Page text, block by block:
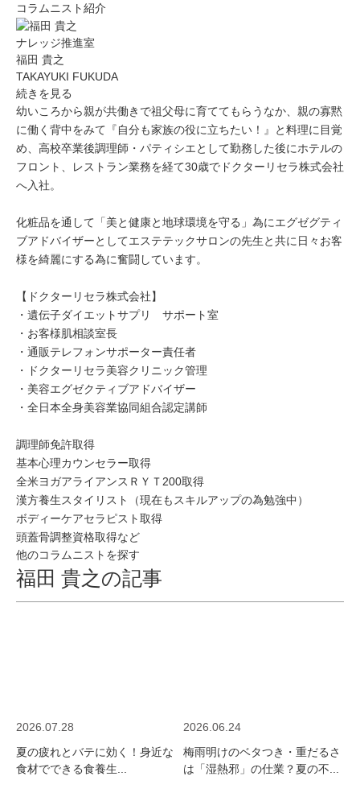
コラムニスト紹介
ナレッジ推進室
福田 貴之
TAKAYUKI FUKUDA
続きを見る
幼いころから親が共働きで祖父母に育ててもらうなか、親の寡黙
に働く背中をみて『自分も家族の役に立ちたい！』と料理に目覚
め、高校卒業後調理師・パティシエとして勤務した後にホテルの
フロント、レストラン業務を経て30歳でドクターリセラ株式会社
へ入社。
化粧品を通して「美と健康と地球環境を守る」為にエグゼグティ
ブアドバイザーとしてエステテックサロンの先生と共に日々お客
様を綺麗にする為に奮闘しています。
【ドクターリセラ株式会社】
・遺伝子ダイエットサプリ サポート室
・お客様肌相談室長
・通販テレフォンサポーター責任者
・ドクターリセラ美容クリニック管理
・美容エグゼクティブアドバイザー
・全日本全身美容業協同組合認定講師
調理師免許取得
基本心理カウンセラー取得
全米ヨガアライアンスＲＹＴ200取得
漢方養生スタイリスト（現在もスキルアップの為勉強中）
ボディーケアセラピスト取得
頭蓋骨調整資格取得など
他のコラムニストを探す
福田 貴之の記事
2026.07.28
夏の疲れとバテに効く！身近な
食材でできる食養生...
2026.06.24
梅雨明けのベタつき・重だるさ
は「湿熱邪」の仕業？夏の不...